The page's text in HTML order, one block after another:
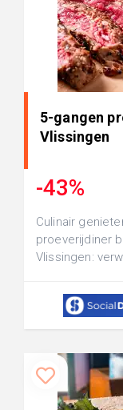
5-gangen
Vlissingen
-43%
Culinair
proeverijdiner
Vlissingen: